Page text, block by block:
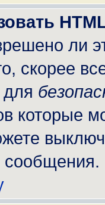
ли
скорее
для
которые
сообщения.